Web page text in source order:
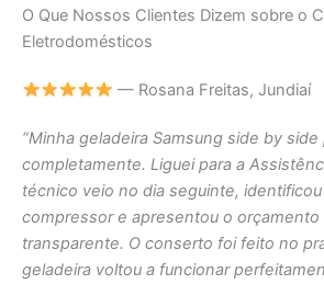
O Que Nossos Clientes Dizem sobre o
Eletrodomésticos
— Rosana Freitas, Jundiaí
“Minha geladeira Samsung side by
completamente. Liguei para a
técnico veio no dia seguinte,
compressor e apresentou o orçamento
transparente. O conserto foi feito no
geladeira voltou a funcionar